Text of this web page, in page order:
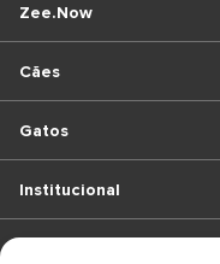
Cães
Gatos
Zee.Now
Institucional